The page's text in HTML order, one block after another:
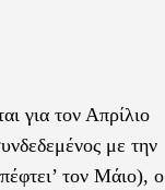
για τον Απρίλιο
με την
τον Μάιο), ο